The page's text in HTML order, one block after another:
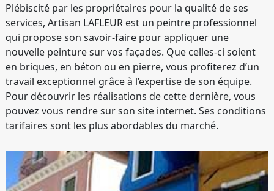
Plébiscité par les propriétaires pour la qualité de ses
services, Artisan LAFLEUR est un peintre professionnel
qui propose son savoir-faire pour appliquer une
nouvelle peinture sur vos façades. Que celles-ci soient
en briques, en béton ou en pierre, vous profiterez d’un
travail exceptionnel grâce à l’expertise de son équipe.
Pour découvrir les réalisations de cette dernière, vous
pouvez vous rendre sur son site internet. Ses conditions
tarifaires sont les plus abordables du marché.